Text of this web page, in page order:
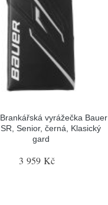
vyrážečka Bauer
Senior, černá, Klasický
gard
3 959 Kč